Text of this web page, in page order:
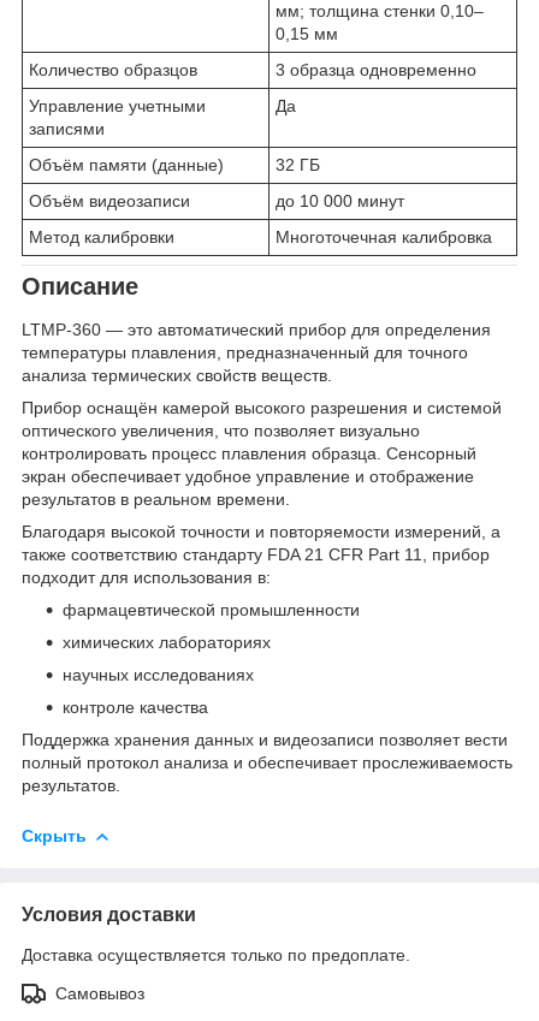
мм; толщина стенки 0,10–
0,15 мм
Количество образцов
3 образца одновременно
Управление учетными
записями
Да
Объём памяти (данные)
32 ГБ
Объём видеозаписи
до 10 000 минут
Метод калибровки
Многоточечная калибровка
Описание
LTMP-360 — это автоматический прибор для определения
температуры плавления, предназначенный для точного
анализа термических свойств веществ.
Прибор оснащён камерой высокого разрешения и системой
оптического увеличения, что позволяет визуально
контролировать процесс плавления образца. Сенсорный
экран обеспечивает удобное управление и отображение
результатов в реальном времени.
Благодаря высокой точности и повторяемости измерений, а
также соответствию стандарту FDA 21 CFR Part 11, прибор
подходит для использования в:
фармацевтической промышленности
химических лабораториях
научных исследованиях
контроле качества
Поддержка хранения данных и видеозаписи позволяет вести
полный протокол анализа и обеспечивает прослеживаемость
результатов.
Скрыть
Условия доставки
Доставка осуществляется только по предоплате.
Самовывоз